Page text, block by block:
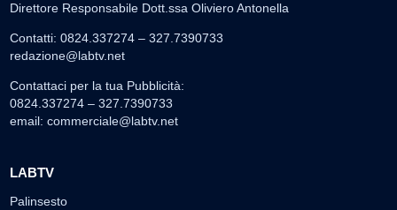
Direttore Responsabile Dott.ssa Oliviero Antonella
Contatti: 0824.337274 – 327.7390733
redazione@labtv.net
Contattaci per la tua Pubblicità:
0824.337274 – 327.7390733
email: commerciale@labtv.net
LABTV
Palinsesto